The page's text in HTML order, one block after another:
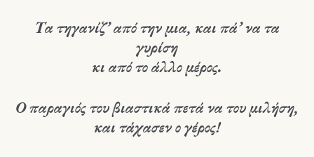
Τα τηγανίζ’ από την μια, και πά’ να τα
γυρίση
κι από το άλλο μέρος.
Ο παραγιός του βιαστικά πετά να του μιλήση,
και τάχασεν ο γέρος!